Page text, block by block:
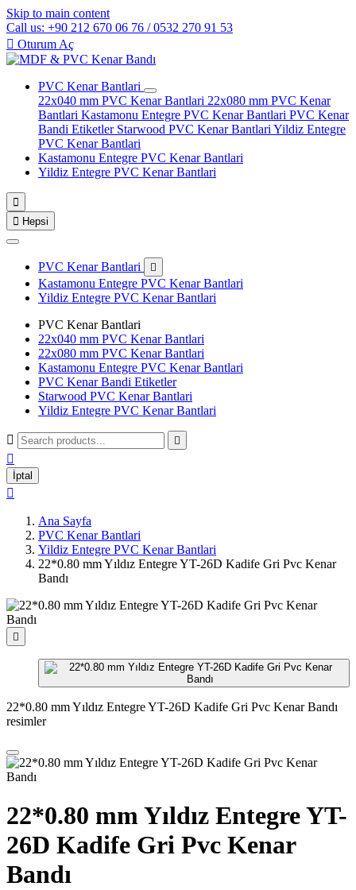
Skip to main content
Call us: +90 212 670 06 76 / 0532 270 91 53
 Oturum Aç
PVC Kenar Bantlari
22x040 mm PVC Kenar Bantlari 22x080 mm PVC Kenar
Bantlari Kastamonu Entegre PVC Kenar Bantlari PVC Kenar
Bandi Etiketler Starwood PVC Kenar Bantlari Yildiz Entegre
PVC Kenar Bantlari
Kastamonu Entegre PVC Kenar Bantlari
Yildiz Entegre PVC Kenar Bantlari

 Hepsi
PVC Kenar Bantlari 
Kastamonu Entegre PVC Kenar Bantlari
Yildiz Entegre PVC Kenar Bantlari
PVC Kenar Bantlari
22x040 mm PVC Kenar Bantlari
22x080 mm PVC Kenar Bantlari
Kastamonu Entegre PVC Kenar Bantlari
PVC Kenar Bandi Etiketler
Starwood PVC Kenar Bantlari
Yildiz Entegre PVC Kenar Bantlari
 

İptal

Ana Sayfa
PVC Kenar Bantlari
Yildiz Entegre PVC Kenar Bantlari
22*0.80 mm Yıldız Entegre YT-26D Kadife Gri Pvc Kenar
Bandı

22*0.80 mm Yıldız Entegre YT-26D Kadife Gri Pvc Kenar Bandı
resimler
22*0.80 mm Yıldız Entegre YT-
26D Kadife Gri Pvc Kenar
Bandı